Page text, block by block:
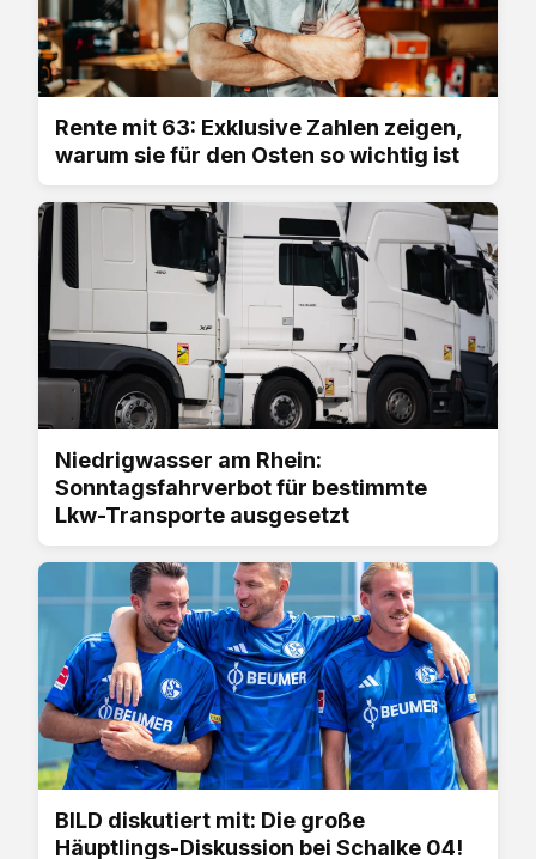
Rente mit 63: Exklusive Zahlen zeigen,
warum sie für den Osten so wichtig ist
Niedrigwasser am Rhein:
Sonntagsfahrverbot für bestimmte
Lkw-Transporte ausgesetzt
BILD diskutiert mit: Die große
Häuptlings-Diskussion bei Schalke 04!